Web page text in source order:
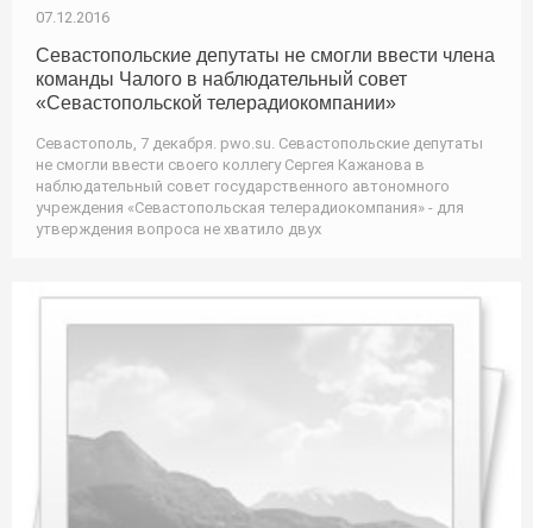
07.12.2016
Севастопольские депутаты не смогли ввести члена
команды Чалого в наблюдательный совет
«Севастопольской телерадиокомпании»
Севастополь, 7 декабря. pwo.su. Севастопольские депутаты
не смогли ввести своего коллегу Сергея Кажанова в
наблюдательный совет государственного автономного
учреждения «Севастопольская телерадиокомпания» - для
утверждения вопроса не хватило двух